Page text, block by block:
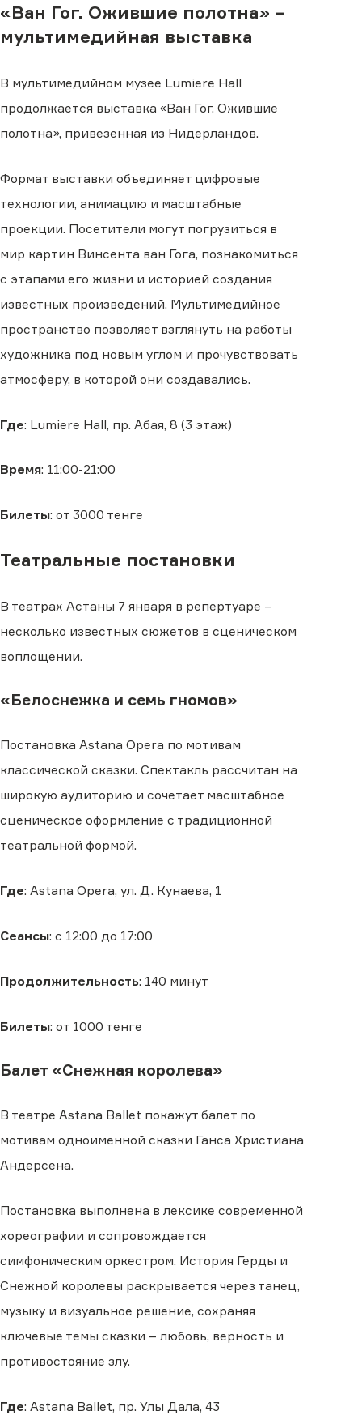
«Ван Гог. Ожившие полотна» –
мультимедийная выставка
В мультимедийном музее Lumiere Hall
продолжается выставка «Ван Гог. Ожившие
полотна», привезенная из Нидерландов.
Формат выставки объединяет цифровые
технологии, анимацию и масштабные
проекции. Посетители могут погрузиться в
мир картин Винсента ван Гога, познакомиться
с этапами его жизни и историей создания
известных произведений. Мультимедийное
пространство позволяет взглянуть на работы
художника под новым углом и прочувствовать
атмосферу, в которой они создавались.
Где: Lumiere Hall, пр. Абая, 8 (3 этаж)
Время: 11:00-21:00
Билеты: от 3000 тенге
Театральные постановки
В театрах Астаны 7 января в репертуаре –
несколько известных сюжетов в сценическом
воплощении.
«Белоснежка и семь гномов»
Постановка Astana Opera по мотивам
классической сказки. Спектакль рассчитан на
широкую аудиторию и сочетает масштабное
сценическое оформление с традиционной
театральной формой.
Где: Astana Opera, ул. Д. Кунаева, 1
Сеансы: с 12:00 до 17:00
Продолжительность: 140 минут
Билеты: от 1000 тенге
Балет «Снежная королева»
В театре Astana Ballet покажут балет по
мотивам одноименной сказки Ганса Христиана
Андерсена.
Постановка выполнена в лексике современной
хореографии и сопровождается
симфоническим оркестром. История Герды и
Снежной королевы раскрывается через танец,
музыку и визуальное решение, сохраняя
ключевые темы сказки – любовь, верность и
противостояние злу.
Где: Astana Ballet, пр. Улы Дала, 43